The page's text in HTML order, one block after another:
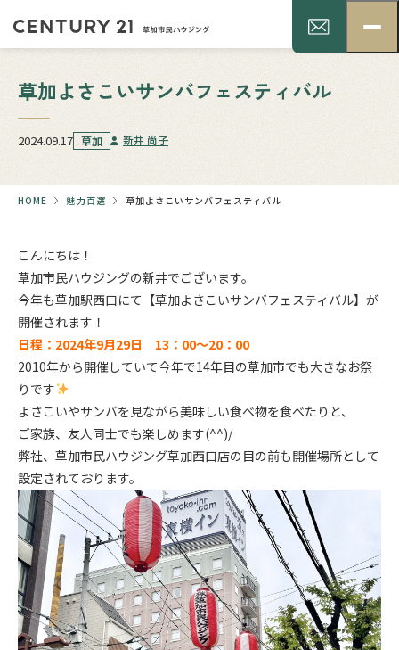
草加よさこいサンバフェスティバル
2024.09.17 草加 新井 尚子
HOME 魅力百選 草加よさこいサンバフェスティバル
こんにちは！
草加市民ハウジングの新井でございます。
今年も草加駅西口にて【草加よさこいサンバフェスティバル】が
開催されます！
日程：2024年9月29日 13：00～20：00
2010年から開催していて今年で14年目の草加市でも大きなお祭
りです
よさこいやサンバを見ながら美味しい食べ物を食べたりと、
ご家族、友人同士でも楽しめます(^^)/
弊社、草加市民ハウジング草加西口店の目の前も開催場所として
設定されております。